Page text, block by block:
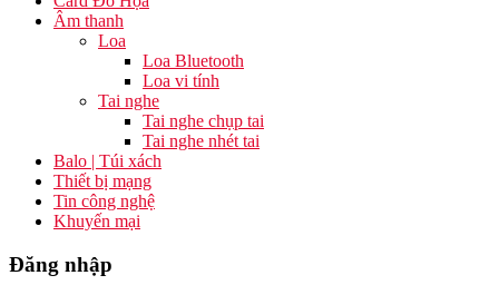
Âm thanh
Loa
Loa Bluetooth
Loa vi tính
Tai nghe
Tai nghe chụp tai
Tai nghe nhét tai
Balo | Túi xách
Thiết bị mạng
Tin công nghệ
Khuyến mại
Đăng nhập